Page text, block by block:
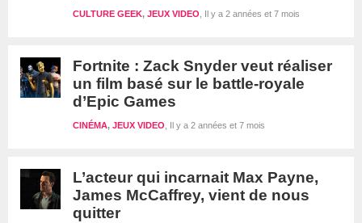
Il y a 2 années et 7 mois
CULTURE GEEK, JEUX VIDEO
Fortnite : Zack Snyder veut réaliser
un film basé sur le battle-royale
d’Epic Games
Il y a 2 années et 7 mois
CINÉMA, JEUX VIDEO
L’acteur qui incarnait Max Payne,
James McCaffrey, vient de nous
quitter